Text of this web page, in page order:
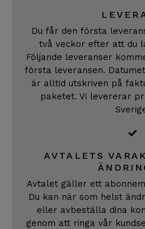
Du får den första
två veckor efter att du
Följande leveranser
första leveransen.
är alltid utskriven på
paketet. Vi levererar
AVTALETS
Avtalet gäller ett
Du kan när som helst
eller avbeställa dina
genom att ringa vår